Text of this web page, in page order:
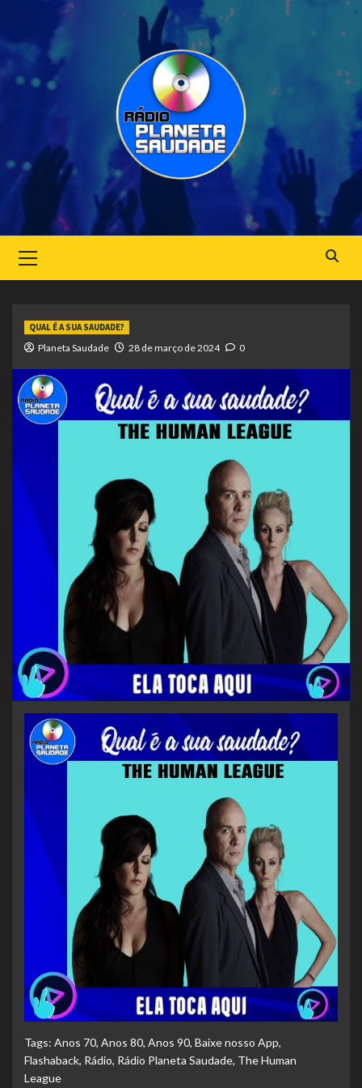
Menu
QUAL É A SUA SAUDADE?
Planeta Saudade 28 de março de 2024 0
Tags: Anos 70, Anos 80, Anos 90, Baixe nosso App,
Flashaback, Rádio, Rádio Planeta Saudade, The Human
League